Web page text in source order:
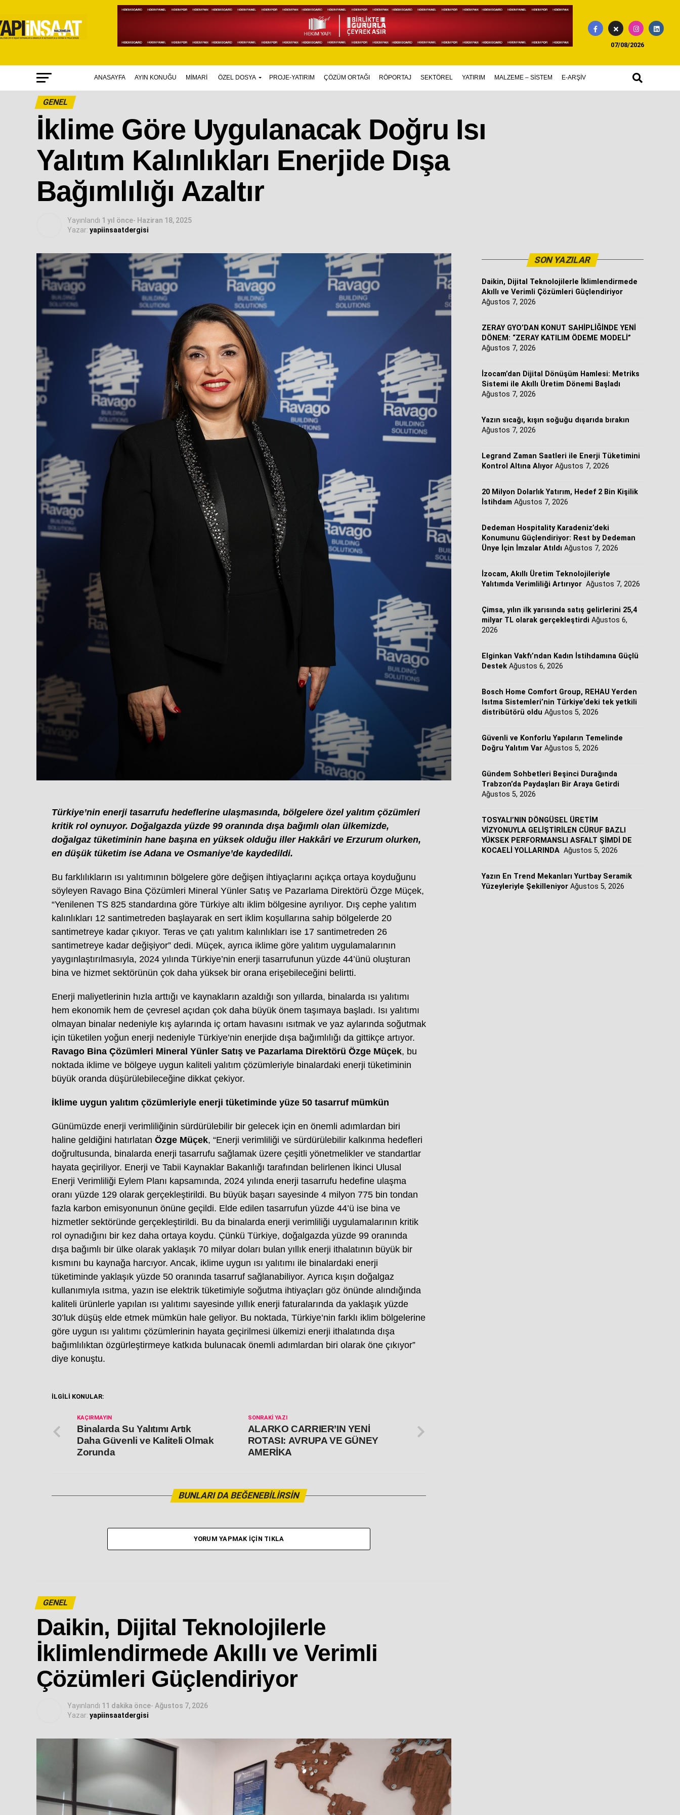
07/08/2026
ANASAYFA AYIN KONUĞU MİMARİ ÖZEL DOSYA PROJE-YATIRIM ÇÖZÜM ORTAĞI RÖPORTAJ SEKTÖREL YATIRIM MALZEME – SİSTEM E-ARŞİV
GENEL
İklime Göre Uygulanacak Doğru Isı
Yalıtım Kalınlıkları Enerjide Dışa
Bağımlılığı Azaltır
Yayınlandı 1 yıl önce- Haziran 18, 2025
Yazar: yapiinsaatdergisi
Türkiye’nin enerji tasarrufu hedeflerine ulaşmasında, bölgelere özel yalıtım çözümleri
kritik rol oynuyor. Doğalgazda yüzde 99 oranında dışa bağımlı olan ülkemizde,
doğalgaz tüketiminin hane başına en yüksek olduğu iller Hakkâri ve Erzurum olurken,
en düşük tüketim ise Adana ve Osmaniye’de kaydedildi.
Bu farklılıkların ısı yalıtımının bölgelere göre değişen ihtiyaçlarını açıkça ortaya koyduğunu
söyleyen Ravago Bina Çözümleri Mineral Yünler Satış ve Pazarlama Direktörü Özge Müçek,
“Yenilenen TS 825 standardına göre Türkiye altı iklim bölgesine ayrılıyor. Dış cephe yalıtım
kalınlıkları 12 santimetreden başlayarak en sert iklim koşullarına sahip bölgelerde 20
santimetreye kadar çıkıyor. Teras ve çatı yalıtım kalınlıkları ise 17 santimetreden 26
santimetreye kadar değişiyor” dedi. Müçek, ayrıca iklime göre yalıtım uygulamalarının
yaygınlaştırılmasıyla, 2024 yılında Türkiye’nin enerji tasarrufunun yüzde 44’ünü oluşturan
bina ve hizmet sektörünün çok daha yüksek bir orana erişebileceğini belirtti.
Enerji maliyetlerinin hızla arttığı ve kaynakların azaldığı son yıllarda, binalarda ısı yalıtımı
hem ekonomik hem de çevresel açıdan çok daha büyük önem taşımaya başladı. Isı yalıtımı
olmayan binalar nedeniyle kış aylarında iç ortam havasını ısıtmak ve yaz aylarında soğutmak
için tüketilen yoğun enerji nedeniyle Türkiye’nin enerjide dışa bağımlılığı da gittikçe artıyor.
Ravago Bina Çözümleri Mineral Yünler Satış ve Pazarlama Direktörü Özge Müçek, bu
noktada iklime ve bölgeye uygun kaliteli yalıtım çözümleriyle binalardaki enerji tüketiminin
büyük oranda düşürülebileceğine dikkat çekiyor.
İklime uygun yalıtım çözümleriyle enerji tüketiminde yüze 50 tasarruf mümkün
Günümüzde enerji verimliliğinin sürdürülebilir bir gelecek için en önemli adımlardan biri
haline geldiğini hatırlatan Özge Müçek, “Enerji verimliliği ve sürdürülebilir kalkınma hedefleri
doğrultusunda, binalarda enerji tasarrufu sağlamak üzere çeşitli yönetmelikler ve standartlar
hayata geçiriliyor. Enerji ve Tabii Kaynaklar Bakanlığı tarafından belirlenen İkinci Ulusal
Enerji Verimliliği Eylem Planı kapsamında, 2024 yılında enerji tasarrufu hedefine ulaşma
oranı yüzde 129 olarak gerçekleştirildi. Bu büyük başarı sayesinde 4 milyon 775 bin tondan
fazla karbon emisyonunun önüne geçildi. Elde edilen tasarrufun yüzde 44’ü ise bina ve
hizmetler sektöründe gerçekleştirildi. Bu da binalarda enerji verimliliği uygulamalarının kritik
rol oynadığını bir kez daha ortaya koydu. Çünkü Türkiye, doğalgazda yüzde 99 oranında
dışa bağımlı bir ülke olarak yaklaşık 70 milyar doları bulan yıllık enerji ithalatının büyük bir
kısmını bu kaynağa harcıyor. Ancak, iklime uygun ısı yalıtımı ile binalardaki enerji
tüketiminde yaklaşık yüzde 50 oranında tasarruf sağlanabiliyor. Ayrıca kışın doğalgaz
kullanımıyla ısıtma, yazın ise elektrik tüketimiyle soğutma ihtiyaçları göz önünde alındığında
kaliteli ürünlerle yapılan ısı yalıtımı sayesinde yıllık enerji faturalarında da yaklaşık yüzde
30’luk düşüş elde etmek mümkün hale geliyor. Bu noktada, Türkiye’nin farklı iklim bölgelerine
göre uygun ısı yalıtımı çözümlerinin hayata geçirilmesi ülkemizi enerji ithalatında dışa
bağımlılıktan özgürleştirmeye katkıda bulunacak önemli adımlardan biri olarak öne çıkıyor”
diye konuştu.
İLGİLİ KONULAR:
SONRAKI YAZI
ALARKO CARRIER’IN YENİ
ROTASI: AVRUPA VE GÜNEY
AMERİKA
KAÇIRMAYIN
Binalarda Su Yalıtımı Artık
Daha Güvenli ve Kaliteli Olmak
Zorunda
BUNLARI DA BEĞENEBILIRSIN
YORUM YAPMAK İÇIN TIKLA
GENEL
Daikin, Dijital Teknolojilerle
İklimlendirmede Akıllı ve Verimli
Çözümleri Güçlendiriyor
Yayınlandı 11 dakika önce- Ağustos 7, 2026
Yazar: yapiinsaatdergisi
SON YAZILAR
Daikin, Dijital Teknolojilerle İklimlendirmede
Akıllı ve Verimli Çözümleri Güçlendiriyor
Ağustos 7, 2026
ZERAY GYO’DAN KONUT SAHİPLİĞİNDE YENİ
DÖNEM: “ZERAY KATILIM ÖDEME MODELİ”
Ağustos 7, 2026
İzocam’dan Dijital Dönüşüm Hamlesi: Metriks
Sistemi ile Akıllı Üretim Dönemi Başladı
Ağustos 7, 2026
Yazın sıcağı, kışın soğuğu dışarıda bırakın
Ağustos 7, 2026
Legrand Zaman Saatleri ile Enerji Tüketimini
Kontrol Altına Alıyor Ağustos 7, 2026
20 Milyon Dolarlık Yatırım, Hedef 2 Bin Kişilik
İstihdam Ağustos 7, 2026
Dedeman Hospitality Karadeniz’deki
Konumunu Güçlendiriyor: Rest by Dedeman
Ünye İçin İmzalar Atıldı Ağustos 7, 2026
İzocam, Akıllı Üretim Teknolojileriyle
Yalıtımda Verimliliği Artırıyor Ağustos 7, 2026
Çimsa, yılın ilk yarısında satış gelirlerini 25,4
milyar TL olarak gerçekleştirdi Ağustos 6,
2026
Elginkan Vakfı’ndan Kadın İstihdamına Güçlü
Destek Ağustos 6, 2026
Bosch Home Comfort Group, REHAU Yerden
Isıtma Sistemleri’nin Türkiye’deki tek yetkili
distribütörü oldu Ağustos 5, 2026
Güvenli ve Konforlu Yapıların Temelinde
Doğru Yalıtım Var Ağustos 5, 2026
Gündem Sohbetleri Beşinci Durağında
Trabzon’da Paydaşları Bir Araya Getirdi
Ağustos 5, 2026
TOSYALI’NIN DÖNGÜSEL ÜRETİM
VİZYONUYLA GELİŞTİRİLEN CÜRUF BAZLI
YÜKSEK PERFORMANSLI ASFALT ŞİMDİ DE
KOCAELİ YOLLARINDA Ağustos 5, 2026
Yazın En Trend Mekanları Yurtbay Seramik
Yüzeyleriyle Şekilleniyor Ağustos 5, 2026